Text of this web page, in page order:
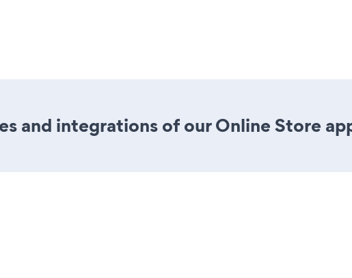
and integrations of our Online Store